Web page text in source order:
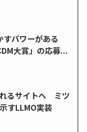
すパワーがある
DM大賞」の応募...
るサイトへ ミツ
すLLMO実装